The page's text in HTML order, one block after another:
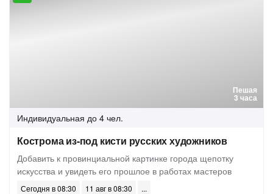
Пешая
3 часа
Индивидуальная до 4 чел.
Кострома из-под кисти русских художников
Добавить к провинциальной картинке города щепотку
искусства и увидеть его прошлое в работах мастеров
Сегодня в 08:30
11 авг в 08:30